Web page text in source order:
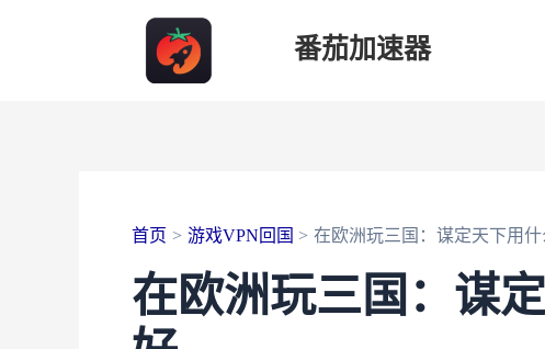
番茄加速器
首页 游戏VPN回国 在欧洲玩三国：谋定天下用
在欧洲玩三国：谋